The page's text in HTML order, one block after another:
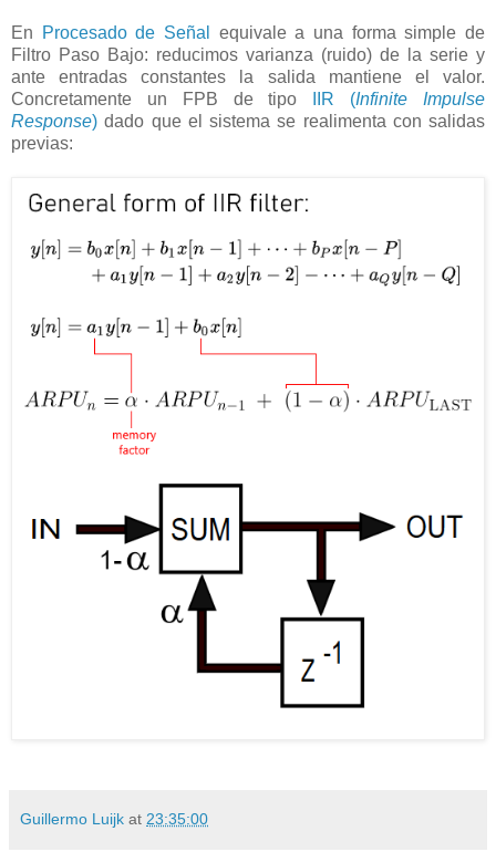
En Procesado de Señal
equivale a una forma simple de
Filtro Paso Bajo: reducimos varianza (ruido) de la serie y
ante entradas constantes la salida mantiene el valor.
Concretamente un FPB de tipo
IIR (Infinite Impulse
Response) dado que el sistema se realimenta con salidas
previas:
Guillermo Luijk at 23:35:00